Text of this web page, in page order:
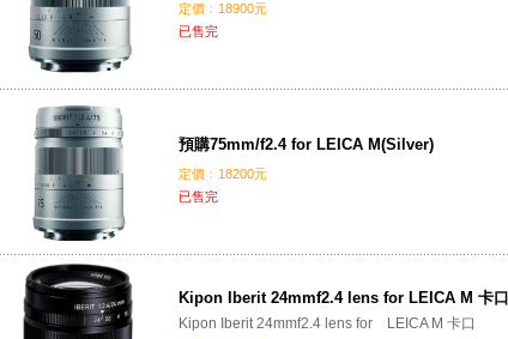
定價﹕18900元
已售完
預購75mm/f2.4 for LEICA M(Silver)
定價﹕18200元
已售完
Kipon Iberit 24mmf2.4 lens for LEICA M 卡口
Kipon Iberit 24mmf2.4 lens for LEICA M 卡口